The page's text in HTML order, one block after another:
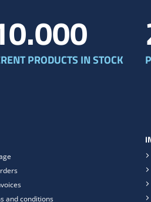
PRODUCTS IN STOCK
and conditions